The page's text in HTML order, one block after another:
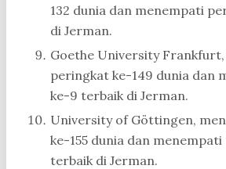
132 dunia dan menempati
di Jerman.
Goethe University
peringkat ke-149 dunia dan
ke-9 terbaik di Jerman.
University of Göttingen,
ke-155 dunia dan
terbaik di Jerman.